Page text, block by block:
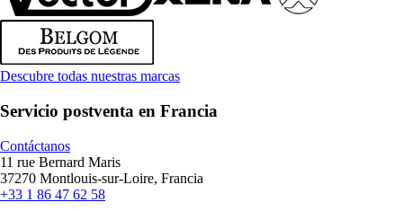
Descubre todas nuestras marcas
Servicio postventa en Francia
Contáctanos
11 rue Bernard Maris
37270 Montlouis-sur-Loire, Francia
+33 1 86 47 62 58